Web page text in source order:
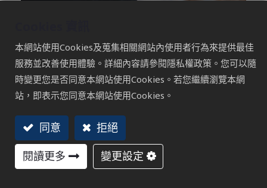
上一篇文章中我們聊到，現在的 B2B 買主根本
不靠到現場碰運氣，他們出發前就已經在
Google 上把供應商功課做完了。
知道了，展前要做數位佈局。」然後在展覽前二
到三週，發一篇展覽公告，覺得這樣應該夠了。
這篇要跟你說一個很多人沒想到的殘酷事實：那
本網站使用Cookies及蒐集相關網站內使用者行為來提供最佳
服務並改善使用體驗。詳細內容請參閱隱私權政策。您可以隨
時變更您是否同意本網站使用Cookies。若您繼續瀏覽本網
站，即表示您同意本網站使用Cookies。
同意
拒絕
閱讀更多
變更設定